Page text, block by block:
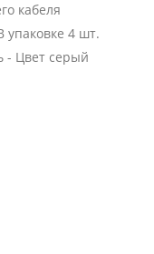
кабеля
упаковке 4 шт.
- Цвет cерый